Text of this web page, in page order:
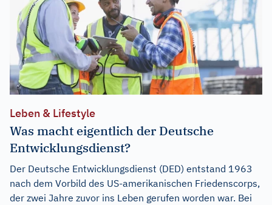
Leben & Lifestyle
Was macht eigentlich der Deutsche
Entwicklungsdienst?
Der Deutsche Entwicklungsdienst (DED) entstand 1963
nach dem Vorbild des US-amerikanischen Friedenscorps,
der zwei Jahre zuvor ins Leben gerufen worden war. Bei